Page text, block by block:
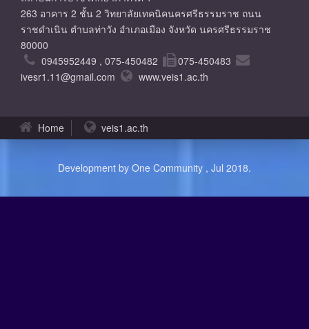
263 อาคาร 2 ชั้น 2 วิทยาลัยเทคนิคนครศรีธรรมราช ถนน
ราชดำเนิน ตำบลท่าวัง อำเภอเมือง จังหวัด นครศรีธรรมราช
80000
0945952449 , 075-450482
075-450483
ivesr1.11@gmail.com
www.veis1.ac.th
Home veis1.ac.th
Development by One Community , Jul 2018.